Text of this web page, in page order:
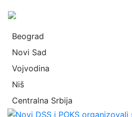
Beograd
Novi Sad
Vojvodina
Niš
Centralna Srbija